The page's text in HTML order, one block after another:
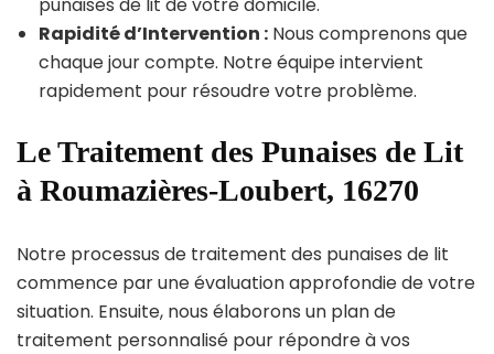
Rapidité d’Intervention : Nous comprenons que
chaque jour compte. Notre équipe intervient
rapidement pour résoudre votre problème.
Le Traitement des Punaises de Lit
à Roumazières-Loubert, 16270
Notre processus de traitement des punaises de lit
commence par une évaluation approfondie de votre
situation. Ensuite, nous élaborons un plan de
traitement personnalisé pour répondre à vos